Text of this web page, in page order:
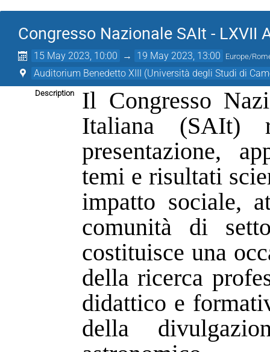
Congresso Nazionale SAIt - LXVII
15 May 2023, 10:00 → 19 May 2023, 13:00 Europe/
Auditorium Benedetto XIII (Università degli Studi di
Description
Il Congresso
Italiana (SAIt)
presentazione,
temi e risultati
impatto sociale,
comunità di
costituisce una
della ricerca
didattico e
della